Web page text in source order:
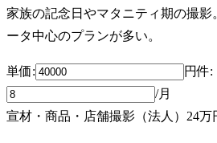
家族の記念日やマタニティ期の撮
ータ中心のプランが多い。
単価: 円件:
/月
宣材・商品・店舗撮影（法人） 24万